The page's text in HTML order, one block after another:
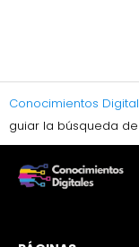
Conocimientos
guiar la búsqueda